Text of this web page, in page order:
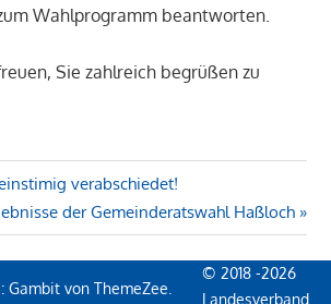
Wahlprogramm beantworten.
Sie zahlreich begrüßen zu
verabschiedet!
der Gemeinderatswahl Haßloch
Gambit von ThemeZee.
© 2018 -2026
Landesverband